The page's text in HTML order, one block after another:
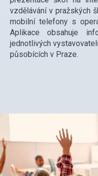
vzdělávání v pražských
mobilní telefony s
Aplikace obsahuje
jednotlivých
působících v Praze.